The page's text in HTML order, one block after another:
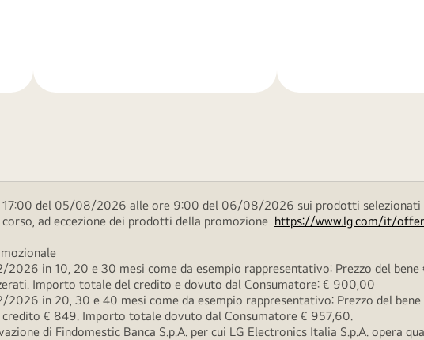
17:00 del 05/08/2026 alle ore 9:00 del 06/08/2026 sui prodotti selezionati
ad eccezione dei prodotti della promozione https://www.lg.com/it/
in 10, 20 e 30 mesi come da esempio rappresentativo: Prezzo del
Importo totale del credito e dovuto dal Consumatore: € 900,00
in 20, 30 e 40 mesi come da esempio rappresentativo: Prezzo del
€ 849. Importo totale dovuto dal Consumatore € 957,60.
di Findomestic Banca S.p.A. per cui LG Electronics Italia S.p.A. opera